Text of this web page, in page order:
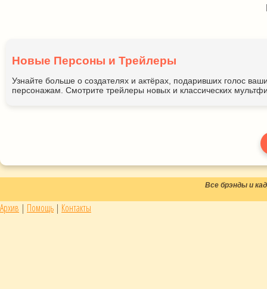
Новые Персоны и Трейлеры
Узнайте больше о создателях и актёрах, подаривших голос
персонажам. Смотрите трейлеры новых и классических
Все брэнды и
Архив | Помощь | Контакты